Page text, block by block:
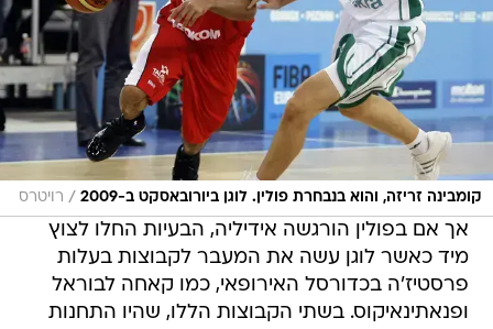
קומבינה זריזה, והוא בנבחרת פולין. לוגן ביורובאסקט ב-2009 / רויטרס
אך אם בפולין הורגשה אידיליה, הבעיות החלו לצוץ
מיד כאשר לוגן עשה את המעבר לקבוצות בעלות
פרסטיז'ה בכדורסל האירופאי, כמו קאחה לבוראל
ופנאתינאיקוס. בשתי הקבוצות הללו, שהיו התחנות